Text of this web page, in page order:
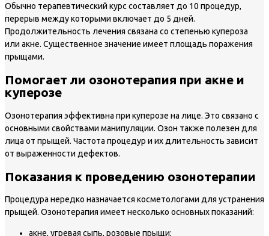
Обычно терапевтический курс составляет до 10 процедур,
перерыв между которыми включает до 5 дней.
Продолжительность лечения связана со степенью купероза
или акне. Существенное значение имеет площадь поражения
прыщами.
Помогает ли озонотерапия при акне и
куперозе
Озонотерапия эффективна при куперозе на лице. Это связано с
основными свойствами манипуляции. Озон также полезен для
лица от прыщей. Частота процедур и их длительность зависит
от выраженности дефектов.
Показания к проведению озонотерапии
Процедура нередко назначается косметологами для устранения
прыщей. Озонотерапия имеет несколько основных показаний:
акне, угревая сыпь, розовые прыщи;